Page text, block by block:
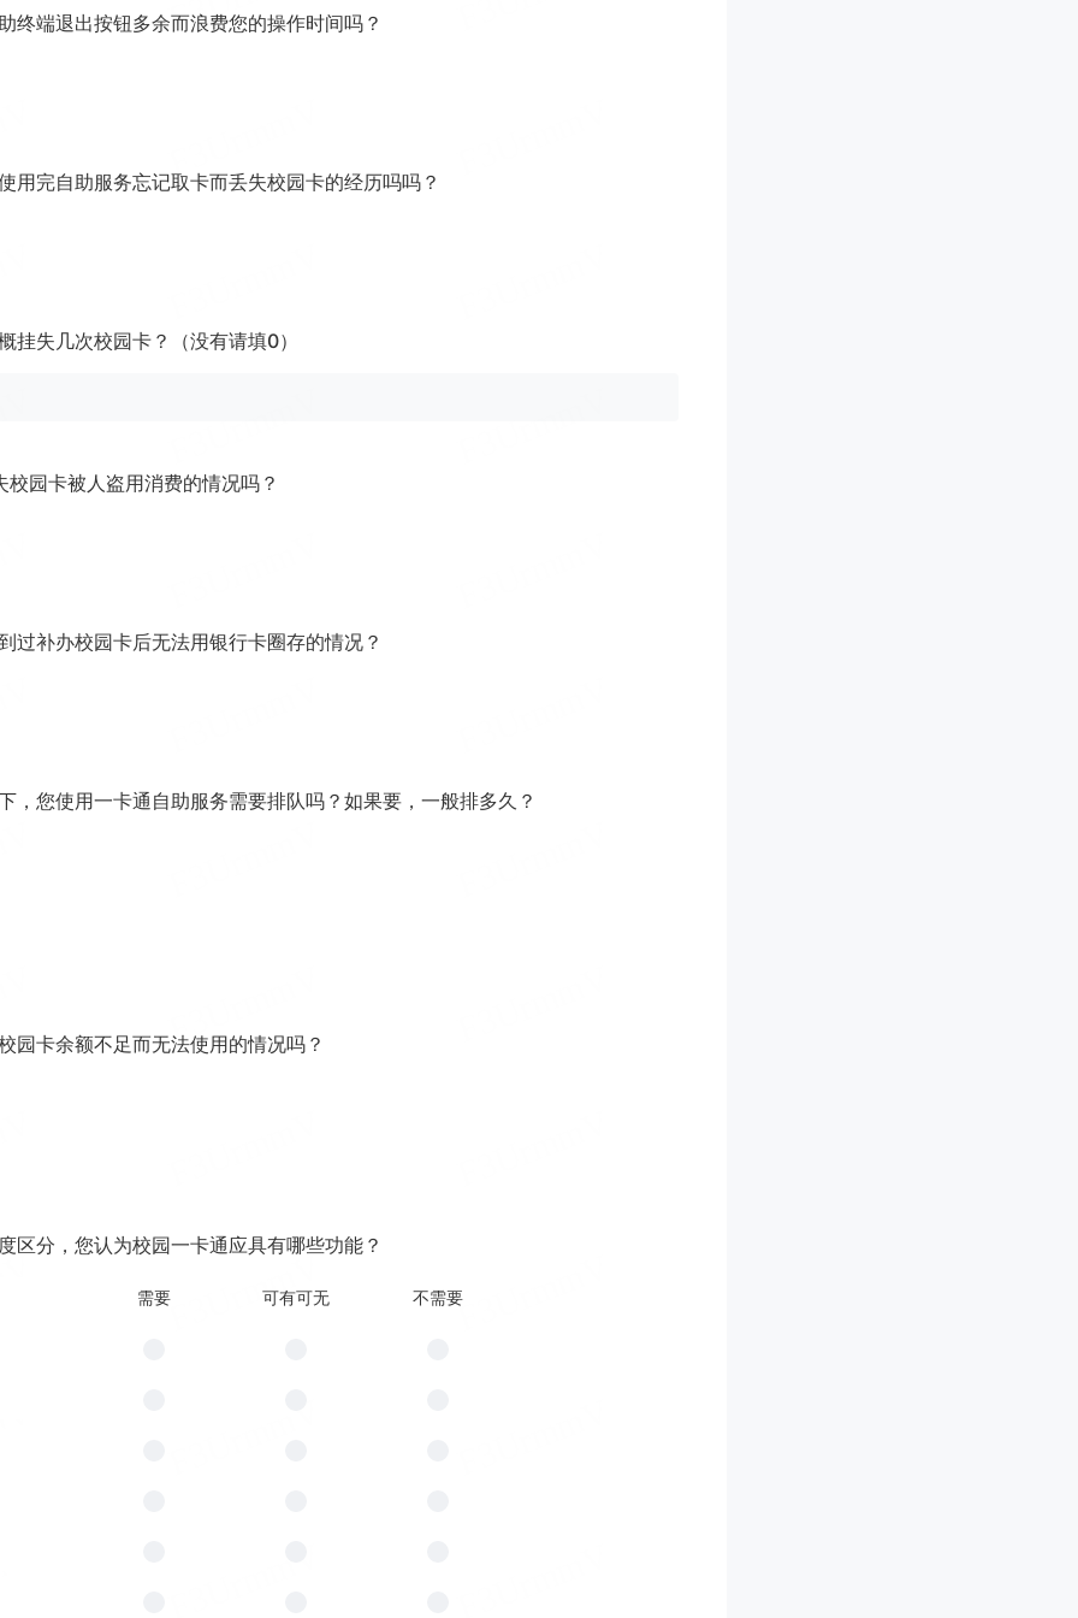
终端退出按钮多余而浪费您的操作时间吗？
用完自助服务忘记取卡而丢失校园卡的经历吗吗？
挂失几次校园卡？（没有请填0）
园卡被人盗用消费的情况吗？
过补办校园卡后无法用银行卡圈存的情况？
，您使用一卡通自助服务需要排队吗？如果要，一般排多久？
园卡余额不足而无法使用的情况吗？
区分，您认为校园一卡通应具有哪些功能？
需要 可有可无 不需要